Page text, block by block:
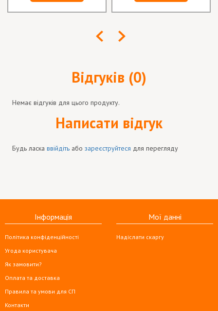
Відгуків (0)
Немає відгуків для цього продукту.
Написати відгук
Будь ласка ввійдіть або зареєструйтеся для перегляду
Інформація
Політика конфіденційності
Угода користувача
Як замовити?
Оплата та доставка
Правила та умови для СП
Контакти
Мої данні
Надіслати скаргу